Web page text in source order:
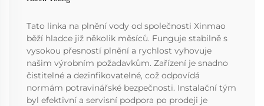
Tato linka na plnění vody od společnosti Xinmao
běží hladce již několik měsíců. Funguje stabilně s
vysokou přesností plnění a rychlost vyhovuje
našim výrobním požadavkům. Zařízení je snadno
čistitelné a dezinfikovatelné, což odpovídá
normám potravinářské bezpečnosti. Instalační tým
byl efektivní a servisní podpora po prodeji je